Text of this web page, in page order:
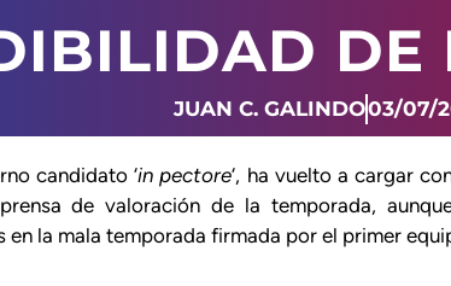
DE
JUAN C. GALINDO03/07/
candidato ‘in pectore‘, ha vuelto a cargar
de valoración de la temporada,
en la mala temporada firmada por el primer